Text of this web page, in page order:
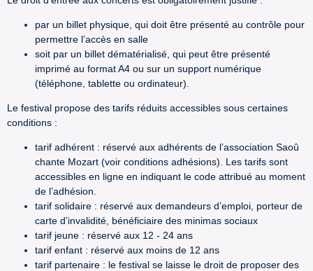
par un billet physique, qui doit être présenté au contrôle pour
permettre l’accès en salle
soit par un billet dématérialisé, qui peut être présenté
imprimé au format A4 ou sur un support numérique
(téléphone, tablette ou ordinateur).
Le festival propose des tarifs réduits accessibles sous certaines
conditions :
tarif adhérent : réservé aux adhérents de l’association Saoû
chante Mozart (voir conditions adhésions). Les tarifs sont
accessibles en ligne en indiquant le code attribué au moment
de l’adhésion.
tarif solidaire : réservé aux demandeurs d’emploi, porteur de
carte d’invalidité, bénéficiaire des minimas sociaux
tarif jeune : réservé aux 12 - 24 ans
tarif enfant : réservé aux moins de 12 ans
tarif partenaire : le festival se laisse le droit de proposer des